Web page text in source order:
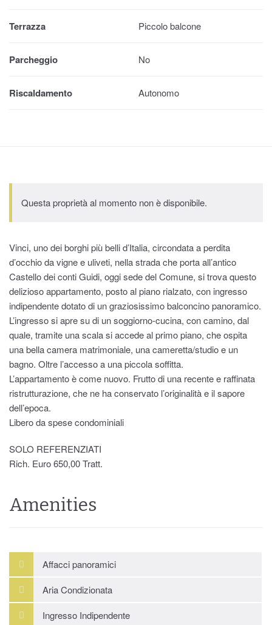
Terrazza Piccolo balcone
Parcheggio No
Riscaldamento Autonomo
Questa proprietà al momento non è disponibile.
Vinci, uno dei borghi più belli d’Italia, circondata a perdita
d’occhio da vigne e uliveti, nella strada che porta all’antico
Castello dei conti Guidi, oggi sede del Comune, si trova questo
delizioso appartamento, posto al piano rialzato, con ingresso
indipendente dotato di un graziosissimo balconcino panoramico.
L’ingresso si apre su di un soggiorno-cucina, con camino, dal
quale, tramite una scala si accede al primo piano, che ospita
una bella camera matrimoniale, una cameretta/studio e un
bagno. Oltre l’accesso a una piccola soffitta.
L’appartamento è come nuovo. Frutto di una recente e raffinata
ristrutturazione, che ne ha conservato l’originalità e il sapore
dell’epoca.
Libero da spese condominiali
SOLO REFERENZIATI
Rich. Euro 650,00 Tratt.
Amenities
Affacci panoramici
Aria Condizionata
Ingresso Indipendente